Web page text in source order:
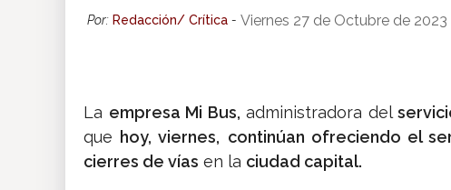
Por: Redacción/ Crítica - Viernes 27 de Octubre de 2023
La empresa Mi Bus, administradora del
que hoy, viernes, continúan ofreciendo el
cierres de vías en la ciudad capital.